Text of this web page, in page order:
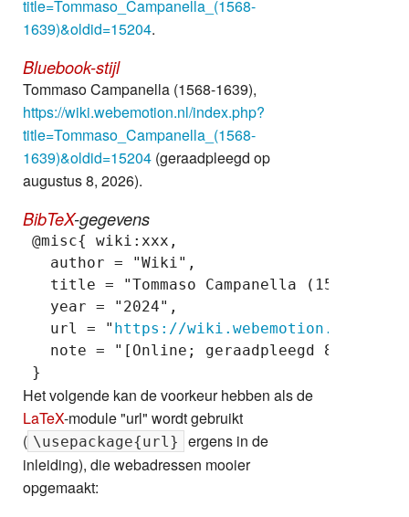
title=Tommaso_Campanella_(1568-
1639)&oldid=15204.
Bluebook-stijl
Tommaso Campanella (1568-1639),
https://wiki.webemotion.nl/index.php?
title=Tommaso_Campanella_(1568-
1639)&oldid=15204 (geraadpleegd op
augustus 8, 2026).
BibTeX-gegevens
@misc{ wiki:xxx,
   author = "Wiki",
title = "Tommaso Campanella (1568-
   year = "2024",
   url = "
https://wiki.webemotion.nl/
note = "[Online; geraadpleegd 8-
Het volgende kan de voorkeur hebben als de
LaTeX-module "url" wordt gebruikt
( \usepackage{url}
ergens in de
inleiding), die webadressen mooier
opgemaakt: